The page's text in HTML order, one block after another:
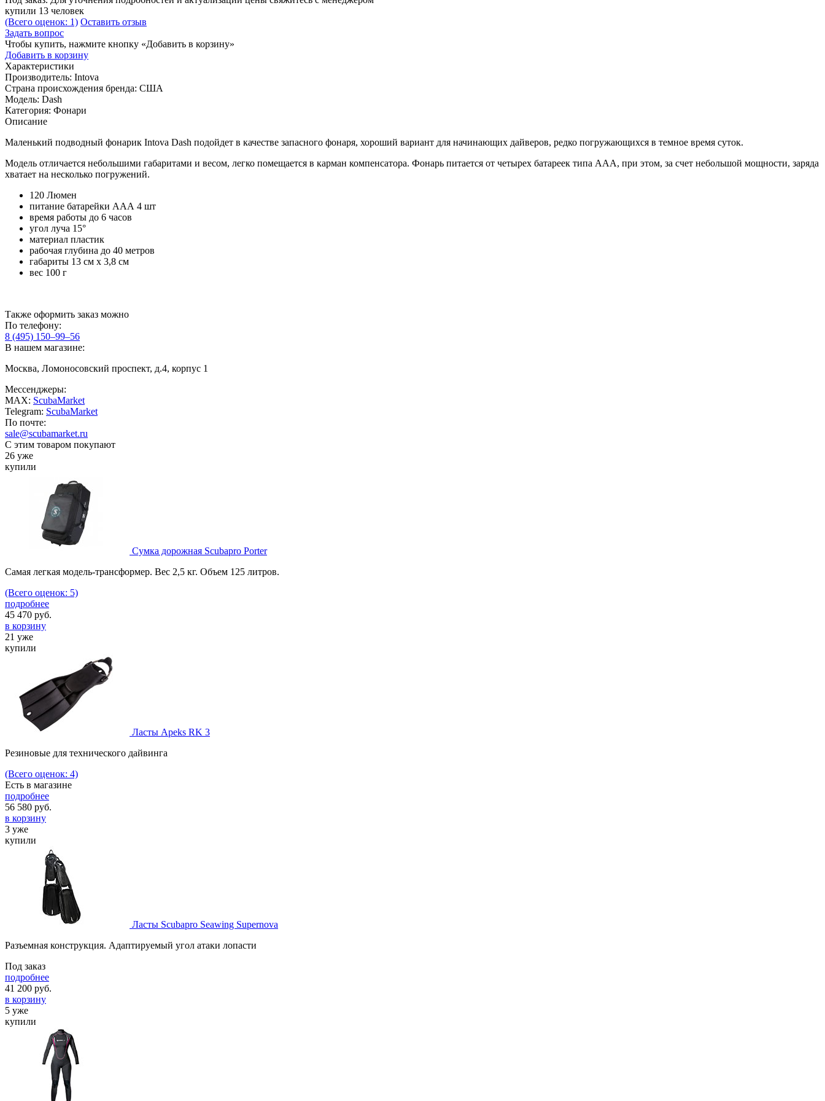
купили 13 человек
(Всего оценок: 1) Оставить отзыв
Задать вопрос
Чтобы купить, нажмите кнопку «Добавить в корзину»
Добавить в корзину
Характеристики
Производитель: Intova
Страна происхождения бренда: США
Модель: Dash
Категория: Фонари
Описание
Маленький подводный фонарик Intova Dash подойдет в качестве запасного фонаря, хороший вариант для начинающих дайверов, редко погружающихся в темное время суток.
Модель отличается небольшими габаритами и весом, легко помещается в карман компенсатора. Фонарь питается от четырех батареек типа AAA, при этом, за счет небольшой мощности, заряда
хватает на несколько погружений.
120 Люмен
питание батарейки ААА 4 шт
время работы до 6 часов
угол луча 15°
материал пластик
рабочая глубина до 40 метров
габариты 13 см х 3,8 см
вес 100 г
Также оформить заказ можно
По телефону:
8 (495) 150–99–56
В нашем магазине:
Москва, Ломоносовский проспект, д.4, корпус 1
Мессенджеры:
MAX: ScubaMarket
Telegram: ScubaMarket
По почте:
sale@scubamarket.ru
С этим товаром покупают
26 уже
купили
Сумка дорожная Scubapro Porter
Самая легкая модель-трансформер. Вес 2,5 кг. Объем 125 литров.
(Всего оценок: 5)
подробнее
45 470 руб.
в корзину
21 уже
купили
Ласты Apeks RK 3
Резиновые для технического дайвинга
(Всего оценок: 4)
Есть в магазине
подробнее
56 580 руб.
в корзину
3 уже
купили
Ласты Scubapro Seawing Supernova
Разъемная конструкция. Адаптируемый угол атаки лопасти
Под заказ
подробнее
41 200 руб.
в корзину
5 уже
купили